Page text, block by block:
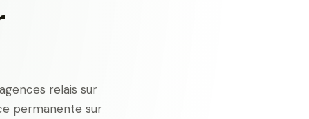
relais sur
permanente sur